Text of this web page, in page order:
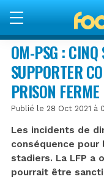
OM-PSG : CINQ
SUPPORTER
PRISON FERME
Publié le 28 Oct 2021 à
Les incidents de
conséquence
stadiers. La LFP a
pourrait être